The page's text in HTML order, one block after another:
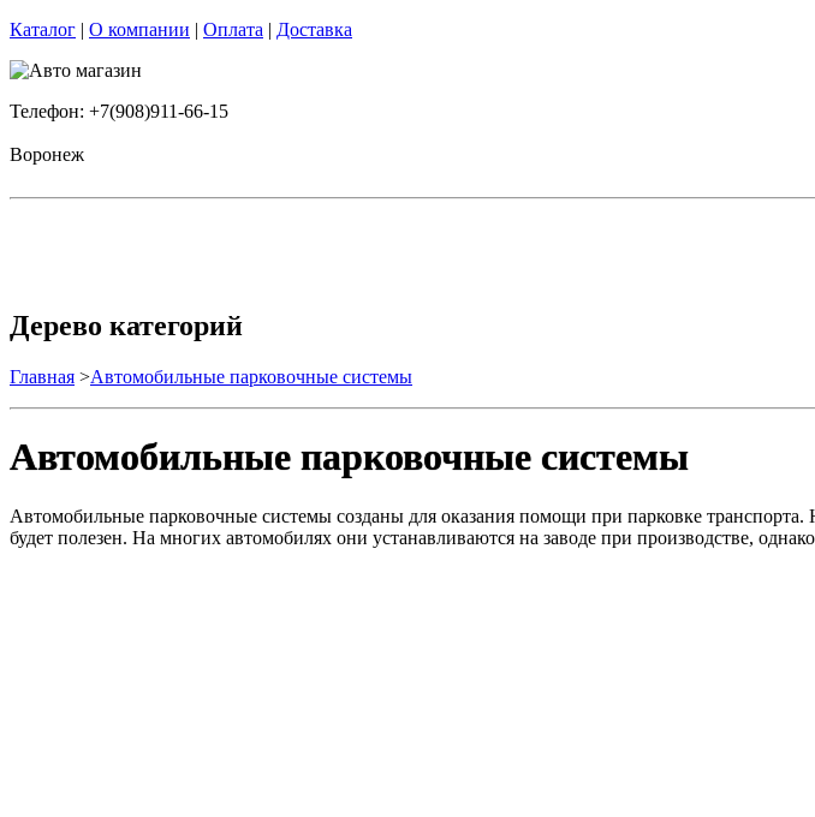
Каталог | О компании | Оплата | Доставка
Телефон: +7(908)911-66-15
Воронеж
Дерево категорий
Главная >Автомобильные парковочные системы
Автомобильные парковочные системы
Автомобильные парковочные системы созданы для оказания помощи при парковке транспорта.
будет полезен. На многих автомобилях они устанавливаются на заводе при производстве,